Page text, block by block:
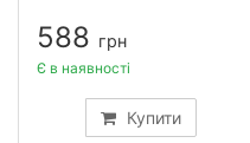
588 грн
Купити
Є в наявності